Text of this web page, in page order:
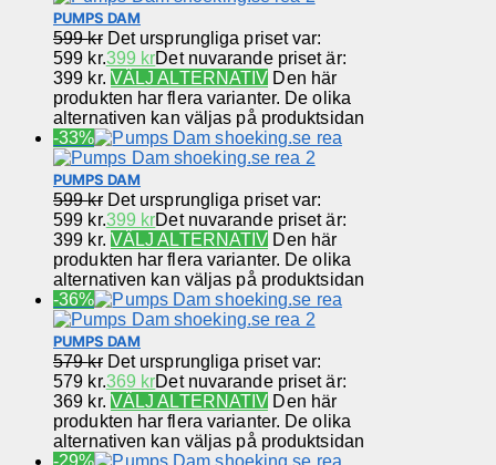
PUMPS DAM
599kr Det ursprungliga priset var:
599 kr.399 krDet nuvarande priset är:
399 kr. VÄLJ ALTERNATIV Den här
produkten har flera varianter. De olika
alternativen kan väljas på produktsidan
-33%
PUMPS DAM
599kr Det ursprungliga priset var:
599 kr.399 krDet nuvarande priset är:
399 kr. VÄLJ ALTERNATIV Den här
produkten har flera varianter. De olika
alternativen kan väljas på produktsidan
-36%
PUMPS DAM
579kr Det ursprungliga priset var:
579 kr.369 krDet nuvarande priset är:
369 kr. VÄLJ ALTERNATIV Den här
produkten har flera varianter. De olika
alternativen kan väljas på produktsidan
-29%